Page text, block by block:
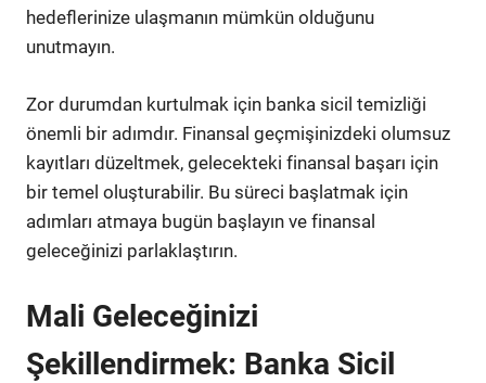
hedeflerinize ulaşmanın mümkün olduğunu
unutmayın.
Zor durumdan kurtulmak için banka sicil temizliği
önemli bir adımdır. Finansal geçmişinizdeki olumsuz
kayıtları düzeltmek, gelecekteki finansal başarı için
bir temel oluşturabilir. Bu süreci başlatmak için
adımları atmaya bugün başlayın ve finansal
geleceğinizi parlaklaştırın.
Mali Geleceğinizi
Şekillendirmek: Banka Sicil